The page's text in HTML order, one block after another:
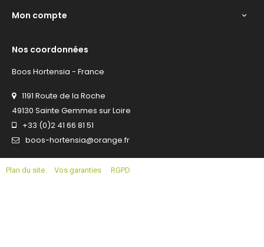
Mon compte 
Nos coordonnées
Boos Hortensia - France
1191 Route de la Roche
49130 Sainte Gemmes sur Loire
+33 (0)2 41 66 81 51
boos-hortensia@orange.fr
Plan du site Vos garanties RGPD